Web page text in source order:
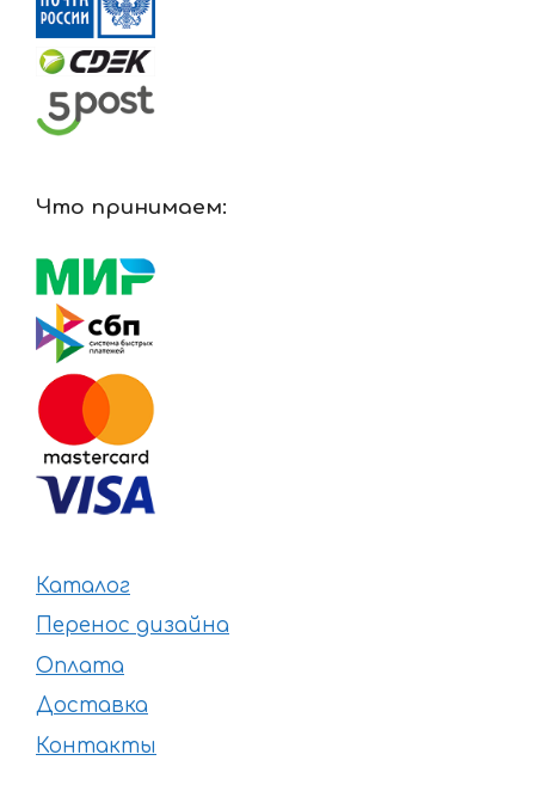
Что принимаем:
Каталог
Перенос дизайна
Оплата
Доставка
Контакты